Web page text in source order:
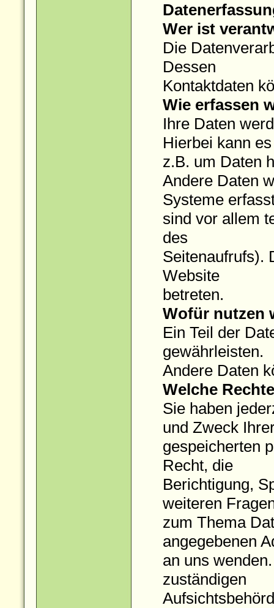
Wer ist
Die
Dessen
Kontaktdaten
Wie erfassen
Ihre Daten
Hierbei kann
z.B. um Daten
Andere Daten
Systeme
sind vor allem
des
Seitenaufrufs).
Website
betreten.
Wofür nutzen
Ein Teil der
gewährleisten.
Andere Daten
Welche
Sie haben
und Zweck
gespeicherten
Recht, die
Berichtigung,
weiteren
zum Thema
angegebenen
an uns
zuständigen